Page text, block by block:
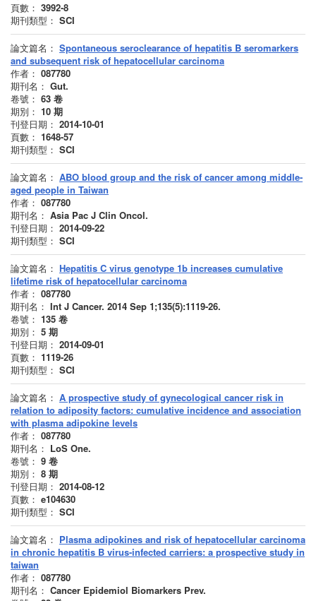
頁數： 3992-8
期刊類型： SCI
論文篇名： Spontaneous seroclearance of hepatitis B seromarkers
and subsequent risk of hepatocellular carcinoma
作者： 087780
期刊名： Gut.
卷號： 63 卷
期別： 10 期
刊登日期： 2014-10-01
頁數： 1648-57
期刊類型： SCI
論文篇名： ABO blood group and the risk of cancer among middle-
aged people in Taiwan
作者： 087780
期刊名： Asia Pac J Clin Oncol.
刊登日期： 2014-09-22
期刊類型： SCI
論文篇名： Hepatitis C virus genotype 1b increases cumulative
lifetime risk of hepatocellular carcinoma
作者： 087780
期刊名： Int J Cancer. 2014 Sep 1;135(5):1119-26.
卷號： 135 卷
期別： 5 期
刊登日期： 2014-09-01
頁數： 1119-26
期刊類型： SCI
論文篇名： A prospective study of gynecological cancer risk in
relation to adiposity factors: cumulative incidence and association
with plasma adipokine levels
作者： 087780
期刊名： LoS One.
卷號： 9 卷
期別： 8 期
刊登日期： 2014-08-12
頁數： e104630
期刊類型： SCI
論文篇名： Plasma adipokines and risk of hepatocellular carcinoma
in chronic hepatitis B virus-infected carriers: a prospective study in
taiwan
作者： 087780
期刊名： Cancer Epidemiol Biomarkers Prev.